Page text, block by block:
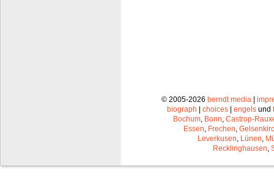
© 2005-2026 berndt media |
biograph | choices | engels und
Bochum Bonn Castrop-
Essen Frechen
Leverkusen Lünen
Recklinghausen